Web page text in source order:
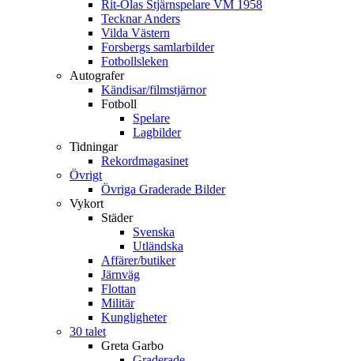
Rit-Olas Stjärnspelare VM 1958
Tecknar Anders
Vilda Västern
Forsbergs samlarbilder
Fotbollsleken
Autografer
Kändisar/filmstjärnor
Fotboll
Spelare
Lagbilder
Tidningar
Rekordmagasinet
Övrigt
Övriga Graderade Bilder
Vykort
Städer
Svenska
Utländska
Affärer/butiker
Järnväg
Flottan
Militär
Kungligheter
30 talet
Greta Garbo